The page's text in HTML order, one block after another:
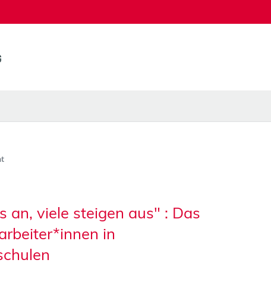
an, viele steigen aus" : Das
in